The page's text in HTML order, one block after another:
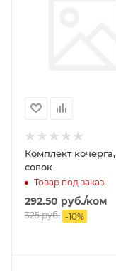
Комплект кочерга,
совок
Товар под заказ
292.50 руб./ком
325руб. -10%